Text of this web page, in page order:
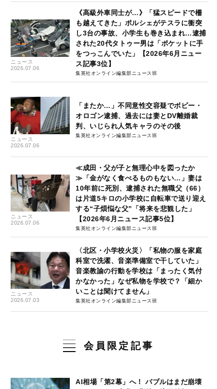
ニュース
2026.07.06
《高級外車同士が…》「猛スピードで柵
も越えてきた」ポルシェがテスラに衝突
し3台の事故、小学生も巻き込まれ…逮捕
された20代タトゥー男は「ポケットに手
をつっこんでいた」【2026年6月ニュー
ス記事3位】
集英社オンライン編集部ニュース班
ニュース
2026.07.06
「またか…」不同意性交容疑でボビー・
オロゴン逮捕、過去には妻とDV離婚裁
判、いじられ人気キャラのその後
集英社オンライン編集部ニュース班
ニュース
2026.07.06
≪成田・父が子と無理心中を図ったか
≫「金がなく食べるものもない…」妻は
10年前に死別、逮捕された無職父（66）
は片道5キロの小学校に自転車で送り迎え
する“子煩悩な父”「将来を悲観した」
【2026年6月ニュース記事5位】
集英社オンライン編集部ニュース班
ニュース
2026.07.03
〈北区・小学校火災〉「私物の服を家庭
科室で洗濯、音楽準備室で干していた」
音楽教諭の行動を学校は「まったく気付
かなかった」なぜ私物を学校で？「細か
いことは聞けてません」
集英社オンライン編集部ニュース班
会員限定記事
AI相場「第2幕」へ！ バブルはまだ崩壊